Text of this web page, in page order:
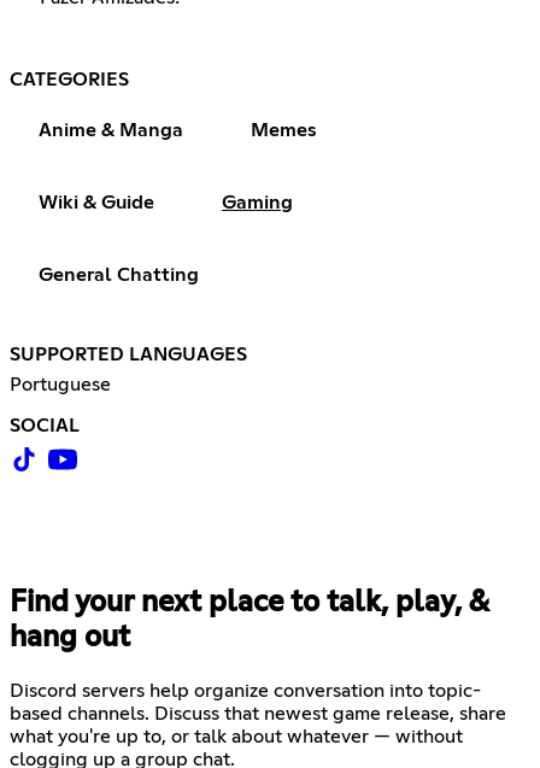
CATEGORIES
Anime & Manga Memes
Wiki & Guide Gaming
General Chatting
SUPPORTED LANGUAGES
Portuguese
SOCIAL
Find your next place to talk, play, &
hang out
Discord servers help organize conversation into topic-
based channels. Discuss that newest game release, share
what you're up to, or talk about whatever — without
clogging up a group chat.